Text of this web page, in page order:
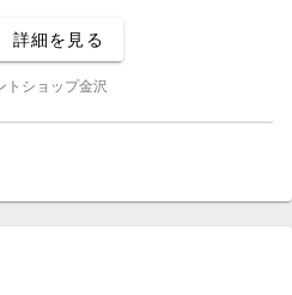
詳細を見る
ショップ金沢